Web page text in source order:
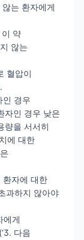
는 환자에게
약
않는
혈압이
경우
자인 경우 낮은
량을 서서히
에 대한
자에 대한
과하지 않아야
에게
다음